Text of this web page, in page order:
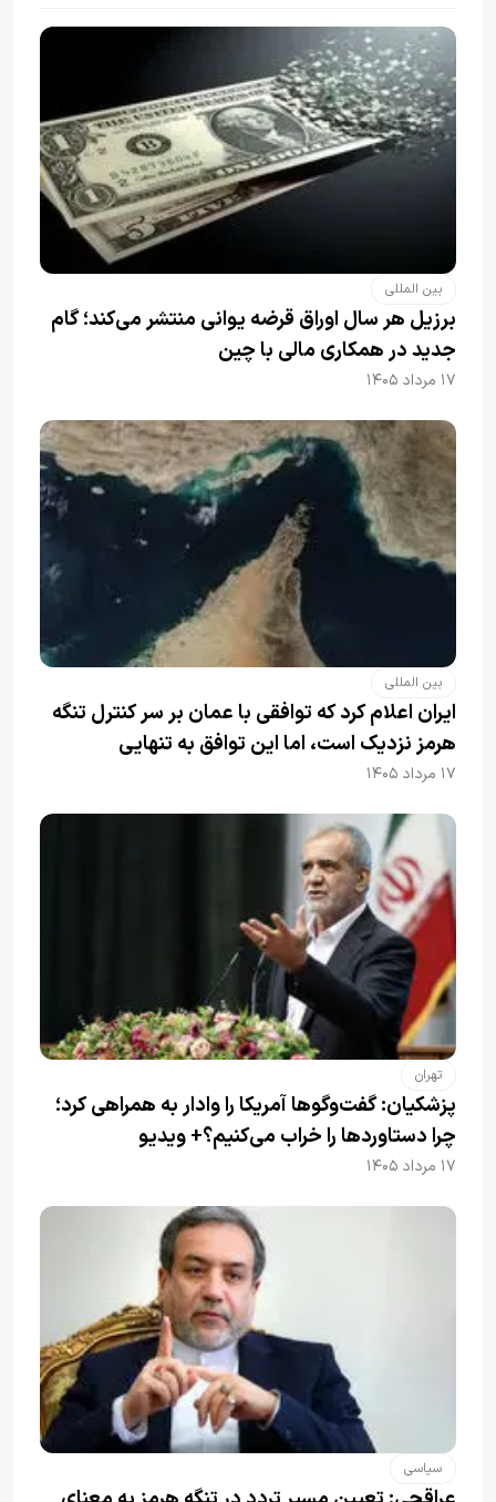
بین المللی
برزیل هر سال اوراق قرضه یوانی منتشر می‌کند؛ گام
جدید در همکاری مالی با چین
۱۷ مرداد ۱۴۰۵
بین المللی
ایران اعلام کرد که توافقی با عمان بر سر کنترل تنگه
هرمز نزدیک است، اما این توافق به تنهایی
نمی‌تواند آبراه را آزاد کند
۱۷ مرداد ۱۴۰۵
تهران
پزشکیان: گفت‌وگوها آمریکا را وادار به همراهی کرد؛
چرا دستاوردها را خراب می‌کنیم؟+ ویدیو
۱۷ مرداد ۱۴۰۵
سیاسی